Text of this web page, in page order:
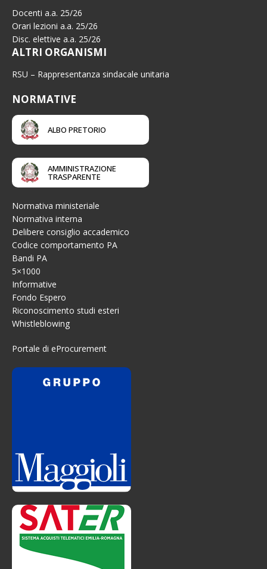
Docenti a.a. 25/26
Orari lezioni a.a. 25/26
Disc. elettive a.a. 25/26
ALTRI ORGANISMI
RSU – Rappresentanza sindacale unitaria
NORMATIVE
ALBO PRETORIO
AMMINISTRAZIONE
TRASPARENTE
Normativa ministeriale
Normativa interna
Delibere consiglio accademico
Codice comportamento PA
Bandi PA
5×1000
Informative
Fondo Espero
Riconoscimento studi esteri
Whistleblowing
Portale di eProcurement